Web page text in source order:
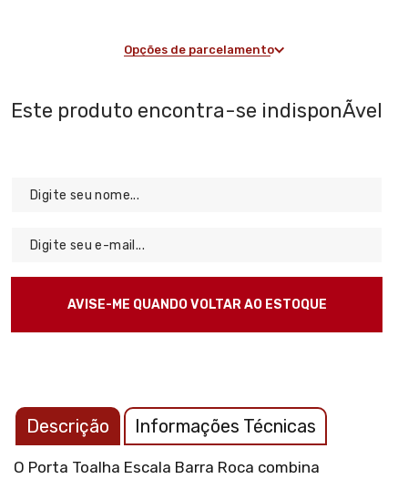
Opções de parcelamento
Descrição Informações Técnicas
O Porta Toalha Escala Barra Roca combina